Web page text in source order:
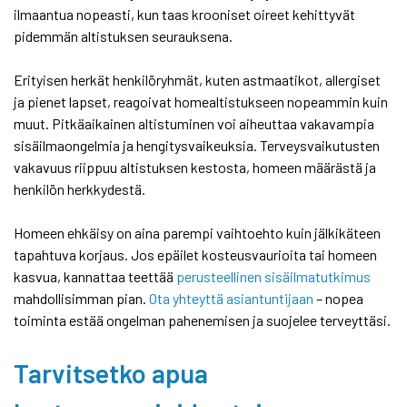
ilmaantua nopeasti, kun taas krooniset oireet kehittyvät
pidemmän altistuksen seurauksena.
Erityisen herkät henkilöryhmät, kuten astmaatikot, allergiset
ja pienet lapset, reagoivat homealtistukseen nopeammin kuin
muut. Pitkäaikainen altistuminen voi aiheuttaa vakavampia
sisäilmaongelmia ja hengitysvaikeuksia. Terveysvaikutusten
vakavuus riippuu altistuksen kestosta, homeen määrästä ja
henkilön herkkydestä.
Homeen ehkäisy on aina parempi vaihtoehto kuin jälkikäteen
tapahtuva korjaus. Jos epäilet kosteusvaurioita tai homeen
kasvua, kannattaa teettää perusteellinen sisäilmatutkimus
mahdollisimman pian. Ota yhteyttä asiantuntijaan – nopea
toiminta estää ongelman pahenemisen ja suojelee terveyttäsi.
Tarvitsetko apua